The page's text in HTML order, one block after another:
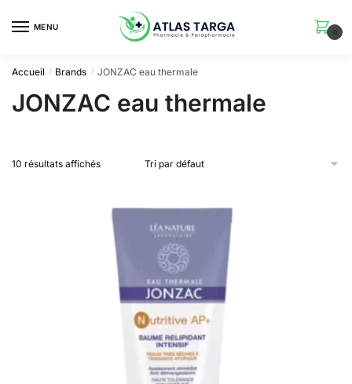
MENU
0
Accueil / Brands / JONZAC eau thermale
JONZAC eau thermale
10 résultats affichés